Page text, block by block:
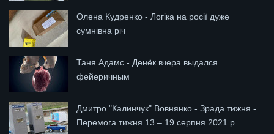
Олена Кудренко - Логіка на росії дуже
сумнівна річ
Таня Адамс - Денёк вчера выдался
фейеричным
Дмитро "Калинчук" Вовнянко - Зрада тижня -
Перемога тижня 13 – 19 серпня 2021 р.